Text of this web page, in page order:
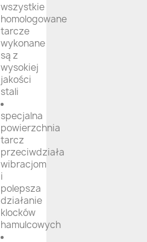
wszystkie
homologowane
tarcze
wykonane
są z
wysokiej
jakości
stali
specjalna
powierzchnia
tarcz
przeciwdziała
wibracjom
i
polepsza
działanie
klocków
hamulcowych